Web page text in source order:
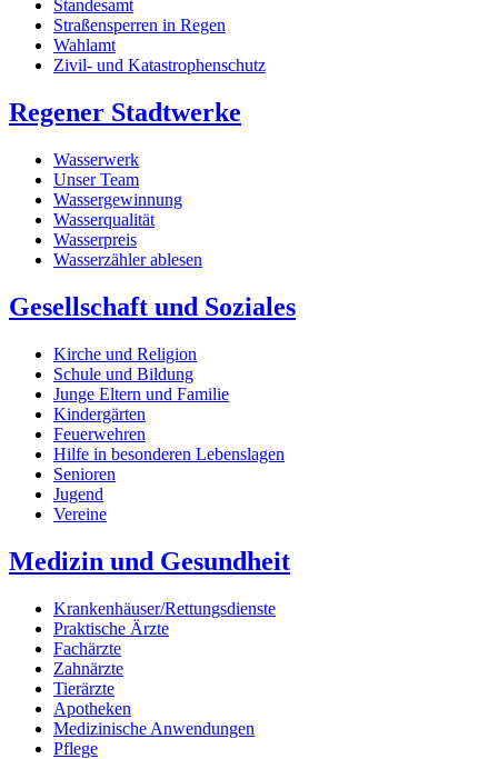
Standesamt
Straßensperren in Regen
Wahlamt
Zivil- und Katastrophenschutz
Regener Stadtwerke
Wasserwerk
Unser Team
Wassergewinnung
Wasserqualität
Wasserpreis
Wasserzähler ablesen
Gesellschaft und Soziales
Kirche und Religion
Schule und Bildung
Junge Eltern und Familie
Kindergärten
Feuerwehren
Hilfe in besonderen Lebenslagen
Senioren
Jugend
Vereine
Medizin und Gesundheit
Krankenhäuser/Rettungsdienste
Praktische Ärzte
Fachärzte
Zahnärzte
Tierärzte
Apotheken
Medizinische Anwendungen
Pflege